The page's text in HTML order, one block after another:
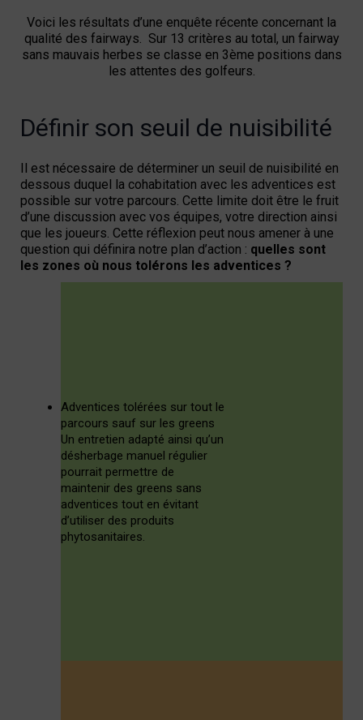
Voici les résultats d’une enquête récente concernant la
qualité des fairways. Sur 13 critères au total, un fairway
sans mauvais herbes se classe en 3ème positions dans
les attentes des golfeurs.
Définir son seuil de nuisibilité
Il est nécessaire de déterminer un seuil de nuisibilité en
dessous duquel la cohabitation avec les adventices est
possible sur votre parcours. Cette limite doit être le fruit
d’une discussion avec vos équipes, votre direction ainsi
que les joueurs. Cette réflexion peut nous amener à une
question qui définira notre plan d’action : quelles sont
les zones où nous tolérons les adventices ?
Adventices tolérées sur tout le
parcours sauf sur les greens
Un entretien adapté ainsi qu’un
désherbage manuel régulier
pourrait permettre de
maintenir des greens sans
adventices tout en évitant
d’utiliser des produits
phytosanitaires.